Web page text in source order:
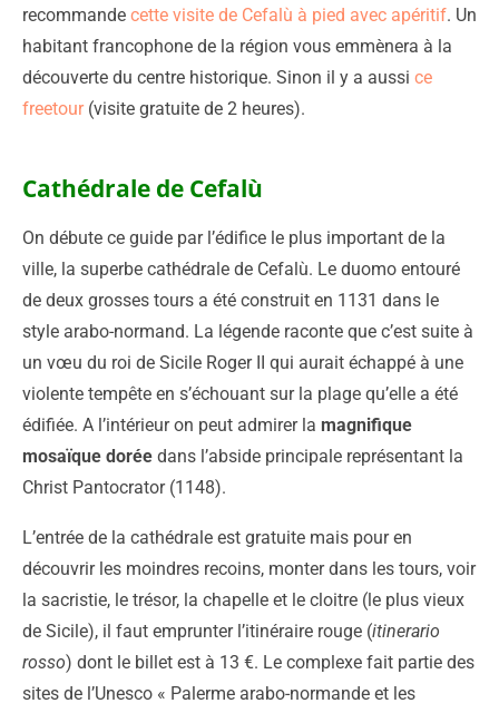
recommande cette visite de Cefalù à pied avec apéritif. Un
habitant francophone de la région vous emmènera à la
découverte du centre historique. Sinon il y a aussi ce
freetour(visite gratuite de 2 heures).
Cathédrale de Cefalù
On débute ce guide par l’édifice le plus important de la
ville, la superbe cathédrale de Cefalù. Le duomo entouré
de deux grosses tours a été construit en 1131 dans le
style arabo-normand. La légende raconte que c’est suite à
un vœu du roi de Sicile Roger II qui aurait échappé à une
violente tempête en s’échouant sur la plage qu’elle a été
édifiée. A l’intérieur on peut admirer la magnifique
mosaïque dorée dans l’abside principale représentant la
Christ Pantocrator (1148).
L’entrée de la cathédrale est gratuite mais pour en
découvrir les moindres recoins, monter dans les tours, voir
la sacristie, le trésor, la chapelle et le cloitre (le plus vieux
de Sicile), il faut emprunter l’itinéraire rouge (itinerario
rosso) dont le billet est à 13 €. Le complexe fait partie des
sites de l’Unesco « Palerme arabo-normande et les